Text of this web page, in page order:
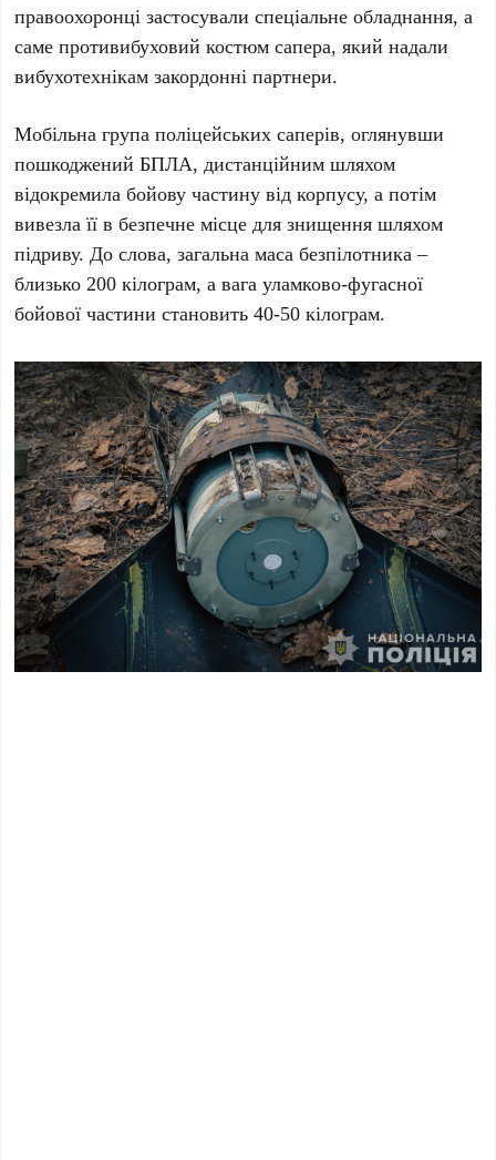
правоохоронці застосували спеціальне обладнання, а
саме противибуховий костюм сапера, який надали
вибухотехнікам закордонні партнери.
Мобільна група поліцейських саперів, оглянувши
пошкоджений БПЛА, дистанційним шляхом
відокремила бойову частину від корпусу, а потім
вивезла її в безпечне місце для знищення шляхом
підриву. До слова, загальна маса безпілотника –
близько 200 кілограм, а вага уламково-фугасної
бойової частини становить 40-50 кілограм.